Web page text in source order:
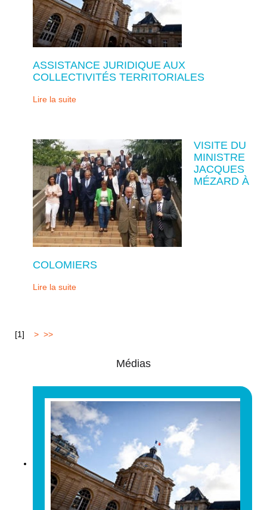
ASSISTANCE JURIDIQUE AUX
COLLECTIVITÉS TERRITORIALES
Lire la suite
VISITE DU
MINISTRE
JACQUES
MÉZARD À
COLOMIERS
Lire la suite
[1] > >>
Médias